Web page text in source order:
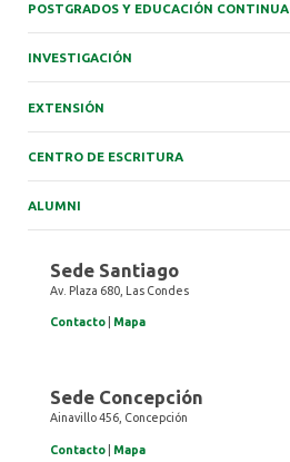
POSTGRADOS Y EDUCACIÓN CONTINUA
INVESTIGACIÓN
EXTENSIÓN
CENTRO DE ESCRITURA
ALUMNI
Sede Santiago
Av. Plaza 680, Las Condes
Contacto Mapa
Sede Concepción
Ainavillo 456, Concepción
Contacto Mapa